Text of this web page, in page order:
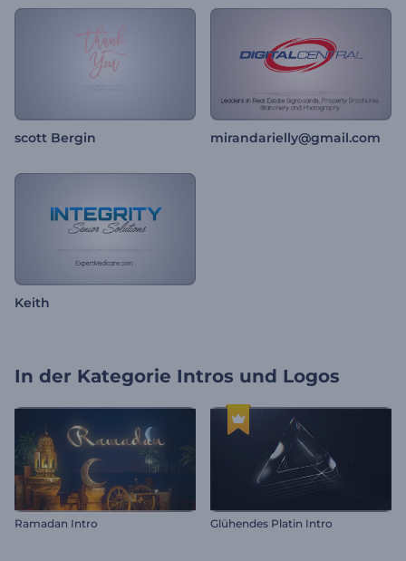
scott Bergin mirandarielly@gmail.com
Keith
In der Kategorie Intros und Logos
Ramadan Intro Glühendes Platin Intro